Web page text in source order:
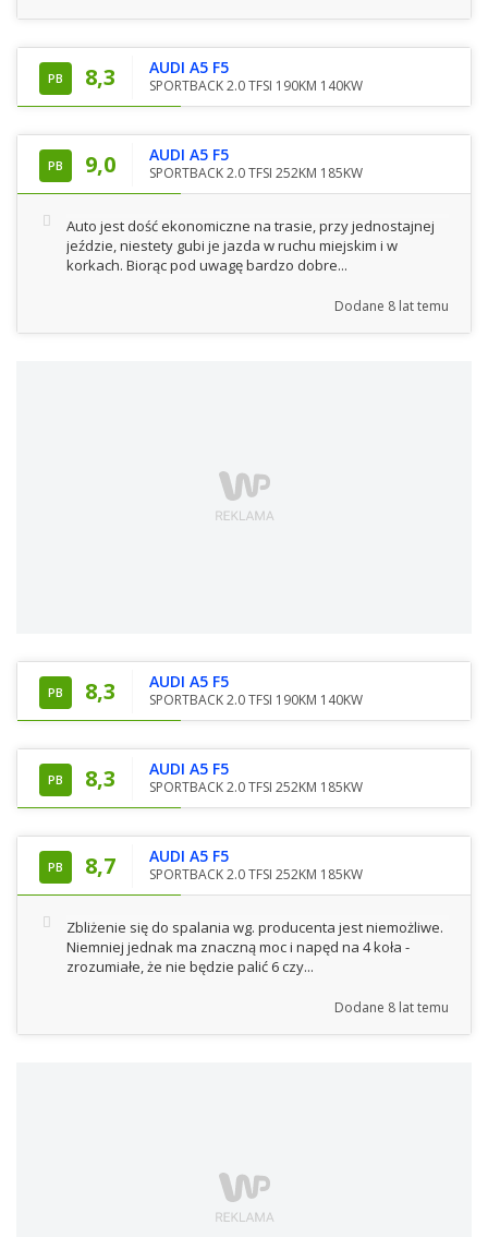
PB 8,3 AUDI A5 F5
SPORTBACK 2.0 TFSI 190KM 140KW
PB 9,0 AUDI A5 F5
SPORTBACK 2.0 TFSI 252KM 185KW
Auto jest dość ekonomiczne na trasie, przy jednostajnej
jeździe, niestety gubi je jazda w ruchu miejskim i w
korkach. Biorąc pod uwagę bardzo dobre...
Dodane 8 lat temu
PB 8,3 AUDI A5 F5
SPORTBACK 2.0 TFSI 190KM 140KW
PB 8,3 AUDI A5 F5
SPORTBACK 2.0 TFSI 252KM 185KW
PB 8,7 AUDI A5 F5
SPORTBACK 2.0 TFSI 252KM 185KW
Zbliżenie się do spalania wg. producenta jest niemożliwe.
Niemniej jednak ma znaczną moc i napęd na 4 koła -
zrozumiałe, że nie będzie palić 6 czy...
Dodane 8 lat temu